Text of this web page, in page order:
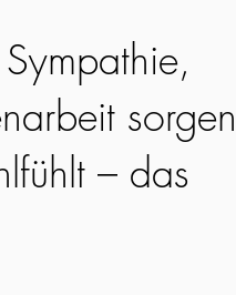
sorgen
– das